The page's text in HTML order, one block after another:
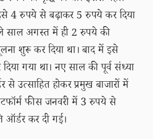
4 रुपये से बढ़ाकर 5 रुपये कर दिया
साल अगस्त में ही 2 रुपये की
शुरू कर दिया था। बाद में इसे
गया था। नए साल की पूर्व संध्या
से उत्साहित होकर प्रमुख बाजारों में
फीस जनवरी में 3 रुपये से
ऑर्डर कर दी गई।